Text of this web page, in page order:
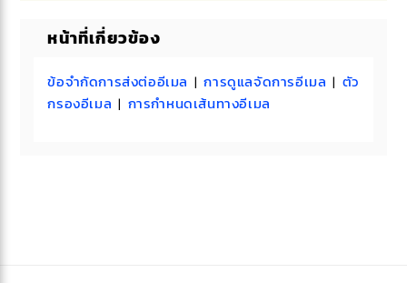
หน้าที่เกี่ยวข้อง
ข้อจำกัดการส่งต่ออีเมล |การดูแลจัดการอีเมล | ตัว
กรองอีเมล | การกำหนดเส้นทางอีเมล